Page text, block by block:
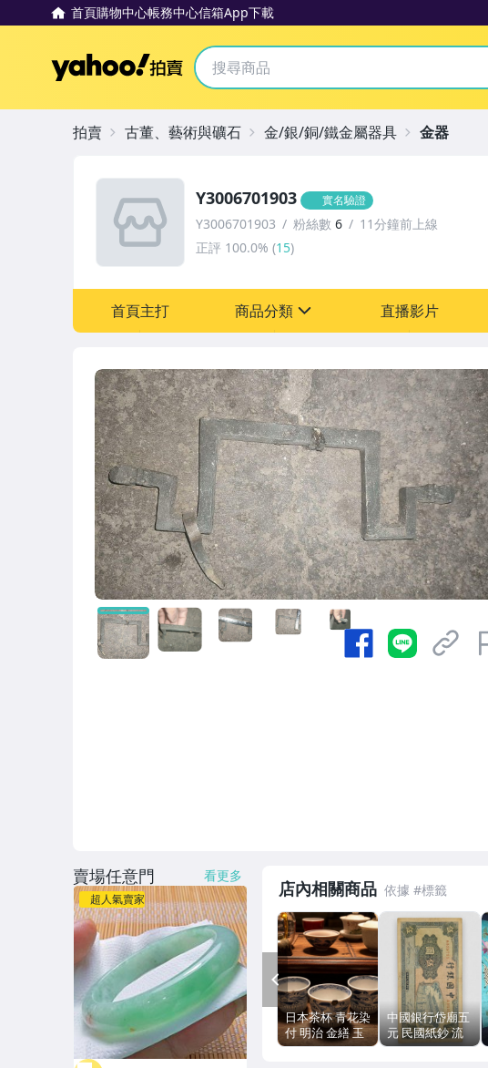
首頁購物中心帳務中心信箱App下載
Yahoo拍賣
Y3006701903 實名驗證
Y3006701903 粉絲數 6
11分鐘前上線
正評 100.0% (15)
首頁主打 商品分類
圖書/影音/文具
古董、藝術與礦石
手機、配件與通訊
居家、家具與園藝
玩具、模型與公仔
男性精品與服飾
偶像、球員卡與郵幣
直播影片
拍賣 古董、藝術與礦石 金/銀/銅/鐵金屬器具 金器
店內相關商品
日本茶杯 青花染
付 明治 金繕 玉
璧底 豆青釉 單
中國銀行岱廟五
元 民國紙鈔 流
通品 有折 幣邊
PREV
賣場任意門 看更多
超人氣賣家